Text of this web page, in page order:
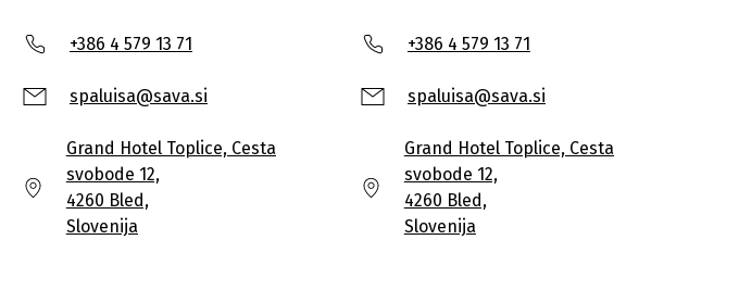
+386 4 579 13 71
spaluisa@sava.si
Grand Hotel Toplice, Cesta
svobode 12,
4260 Bled,
Slovenija
+386 4 579 13 71
spaluisa@sava.si
Grand Hotel Toplice, Cesta
svobode 12,
4260 Bled,
Slovenija